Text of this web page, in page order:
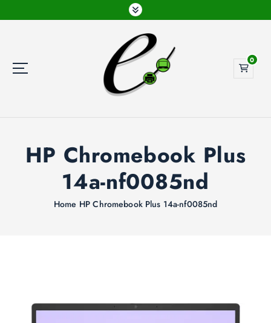
a
0
HP Chromebook Plus
14a-nf0085nd
Home HP Chromebook Plus 14a-nf0085nd